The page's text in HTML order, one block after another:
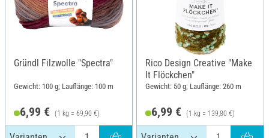
Gründl Filzwolle "Spectra"
Gewicht: 100 g; Lauflänge: 100 m
6,99 € (1 kg = 69,90 €)
Rico Design Creative "Make
It Flöckchen"
Gewicht: 50 g; Lauflänge: 260 m
6,99 € (1 kg = 139,80 €)